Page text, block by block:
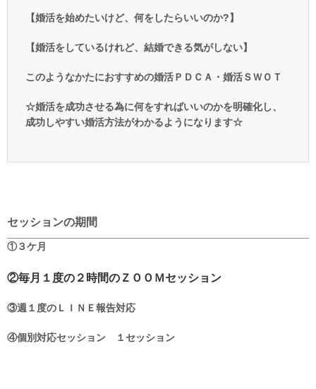
【婚活を始めたいけど、何をしたらいいのか?】
【婚活をしているけれど、結婚できる気がしない】
このようなかたにおすすめの婚活ＰＤＣＡ・婚活ＳＷＯＴ
☆婚活を成功させる為に何をすればいいのかを明確化し、
成功しやすい婚活方法がわかるようになります☆
セッションの期間
①３ケ月
②毎月１度の２時間のＺＯＯＭセッション
③週１度のＬＩＮＥ報告対応
④個別対応セッション １セッション